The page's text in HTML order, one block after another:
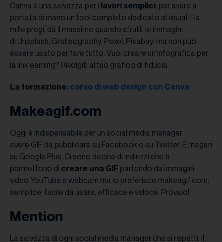
Canva è una salvezza per i lavori semplici, per avere a
portata di mano un tool completo dedicato al visual. Ha
mille pregi, dà il massimo quando sfrutti le immagini
di Unsplash, Gratisography, Pexel, Pixabay, ma non può
essere usato per fare tutto. Vuoi creare un’infografica per
la link earning? Rivolgiti al tuo grafico di fiducia.
La formazione: corso di web design con Canva
Makeagif.com
Oggi è indispensabile per un social media manager
avere GIF da pubblicare su Facebook o su Twitter. E magari
su Google Plus. Ci sono decine di indirizzi che ti
permettono di creare una GIF partendo da immagini,
video YouTube e webcam ma io preferisco makeagif.com:
semplice, facile da usare, efficace e veloce. Provalo!
Mention
La salvezza di ogni social media manager che si rispetti, il